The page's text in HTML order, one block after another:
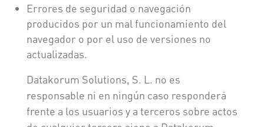
Errores de seguridad o navegación
producidos por un mal funcionamiento del
navegador o por el uso de versiones no
actualizadas.
Datakorum Solutions, S. L. no es
responsable ni en ningún caso responderá
frente a los usuarios y a terceros sobre actos